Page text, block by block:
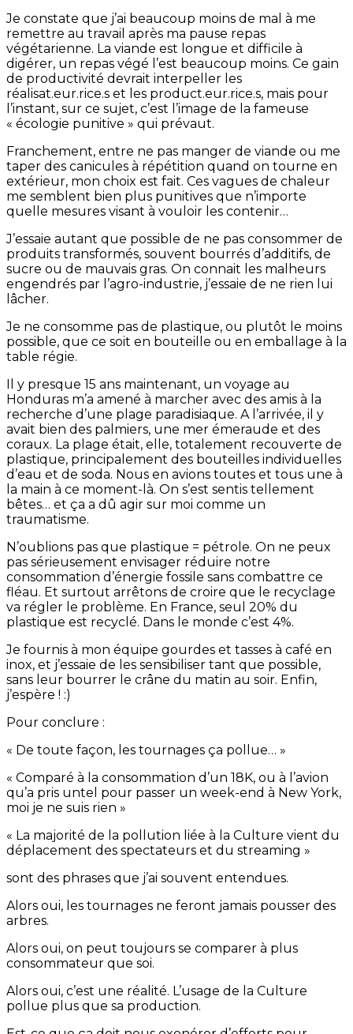
Je constate que j’ai beaucoup moins de mal à me
remettre au travail après ma pause repas
végétarienne. La viande est longue et difficile à
digérer, un repas végé l’est beaucoup moins. Ce gain
de productivité devrait interpeller les
réalisat.eur.rice.s et les product.eur.rice.s, mais pour
l’instant, sur ce sujet, c’est l’image de la fameuse
« écologie punitive » qui prévaut.
Franchement, entre ne pas manger de viande ou me
taper des canicules à répétition quand on tourne en
extérieur, mon choix est fait. Ces vagues de chaleur
me semblent bien plus punitives que n’importe
quelle mesures visant à vouloir les contenir…
J’essaie autant que possible de ne pas consommer de
produits transformés, souvent bourrés d’additifs, de
sucre ou de mauvais gras. On connait les malheurs
engendrés par l’agro-industrie, j’essaie de ne rien lui
lâcher.
Je ne consomme pas de plastique, ou plutôt le moins
possible, que ce soit en bouteille ou en emballage à la
table régie.
Il y presque 15 ans maintenant, un voyage au
Honduras m’a amené à marcher avec des amis à la
recherche d’une plage paradisiaque. A l’arrivée, il y
avait bien des palmiers, une mer émeraude et des
coraux. La plage était, elle, totalement recouverte de
plastique, principalement des bouteilles individuelles
d’eau et de soda. Nous en avions toutes et tous une à
la main à ce moment-là. On s’est sentis tellement
bêtes… et ça a dû agir sur moi comme un
traumatisme.
N’oublions pas que plastique = pétrole. On ne peux
pas sérieusement envisager réduire notre
consommation d’énergie fossile sans combattre ce
fléau. Et surtout arrêtons de croire que le recyclage
va régler le problème. En France, seul 20% du
plastique est recyclé. Dans le monde c’est 4%.
Je fournis à mon équipe gourdes et tasses à café en
inox, et j’essaie de les sensibiliser tant que possible,
sans leur bourrer le crâne du matin au soir. Enfin,
j’espère ! :)
Pour conclure :
« De toute façon, les tournages ça pollue… »
« Comparé à la consommation d’un 18K, ou à l’avion
qu’a pris untel pour passer un week-end à New York,
moi je ne suis rien »
« La majorité de la pollution liée à la Culture vient du
déplacement des spectateurs et du streaming »
sont des phrases que j’ai souvent entendues.
Alors oui, les tournages ne feront jamais pousser des
arbres.
Alors oui, on peut toujours se comparer à plus
consommateur que soi.
Alors oui, c’est une réalité. L’usage de la Culture
pollue plus que sa production.